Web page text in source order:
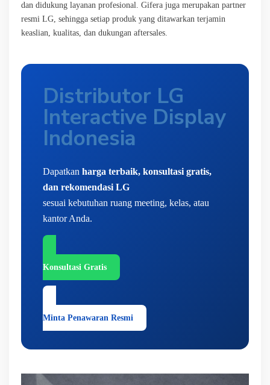
dan didukung layanan profesional. Gifera juga merupakan partner
resmi LG, sehingga setiap produk yang ditawarkan terjamin
keaslian, kualitas, dan dukungan aftersales.
Distributor LG
Interactive Display
Indonesia
Dapatkan harga terbaik, konsultasi gratis,
dan rekomendasi LG
sesuai kebutuhan ruang meeting, kelas, atau
kantor Anda.
Konsultasi Gratis
Minta Penawaran Resmi